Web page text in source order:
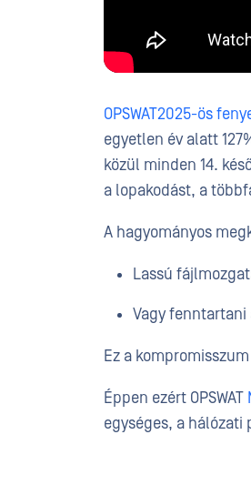
OPSWAT2025-ös
egyetlen év alatt
közül minden 14.
a lopakodást, a
A hagyományos
Lassú
Vagy
Ez a
Éppen ezért OPSWAT
egységes, a